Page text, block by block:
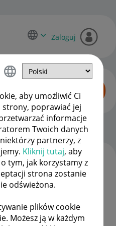
aby umożliwić Ci
strony, poprawiać jej
informacje
Twoich danych
partnerzy, z
Kliknij tutaj, aby
tym, jak korzystamy z
strona zostanie
odświeżona.
plików cookie
Możesz ją w każdym
Zaloguj
OPCJE
TEMATY